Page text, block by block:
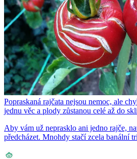
Popraskaná rajčata nejsou nemoc, ale
jednu věc a plody zůstanou celé až do
Aby vám už neprasklo ani jedno rajče,
předcházet. Mnohdy stačí zcela banální